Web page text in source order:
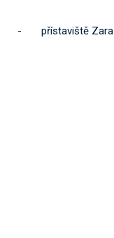
- přístaviště